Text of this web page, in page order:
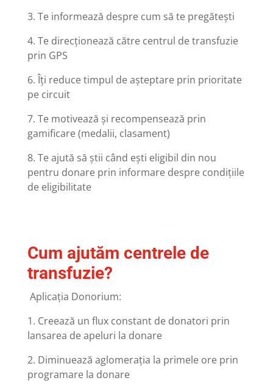
3. Te informează despre cum să te pregătești
4. Te direcționează către centrul de transfuzie
prin GPS
6. Îți reduce timpul de așteptare prin prioritate
pe circuit
7. Te motivează și recompensează prin
gamificare (medalii, clasament)
8. Te ajută să știi când ești eligibil din nou
pentru donare prin informare despre condițiile
de eligibilitate
Cum ajutăm centrele de
transfuzie?
Aplicația Donorium:
1. Creează un flux constant de donatori prin
lansarea de apeluri la donare
2. Diminuează aglomerația la primele ore prin
programare la donare